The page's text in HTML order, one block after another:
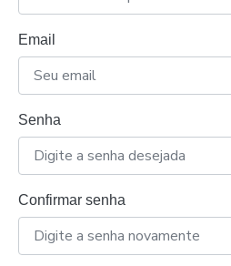
Email
Senha
Confirmar senha